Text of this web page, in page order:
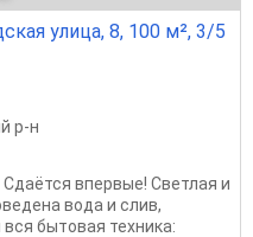
улица, 8, 100 м², 3/5
р-н
впервые! Светлая и
вода и слив,
бытовая техника: